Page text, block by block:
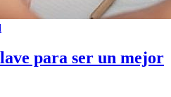
para ser un mejor